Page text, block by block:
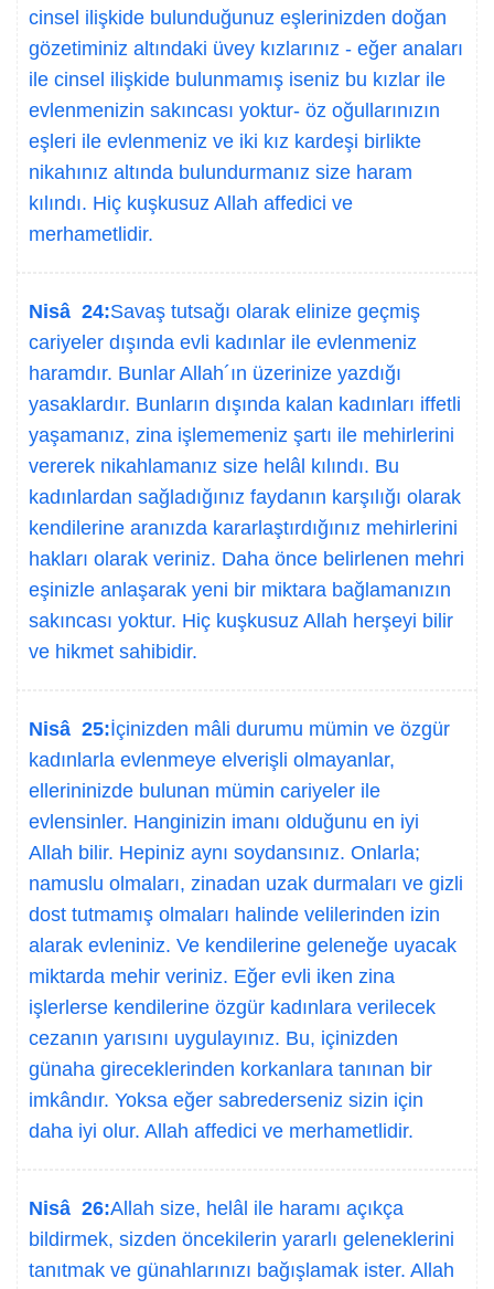
cinsel ilişkide bulunduğunuz eşlerinizden doğan
gözetiminiz altındaki üvey kızlarınız - eğer anaları
ile cinsel ilişkide bulunmamış iseniz bu kızlar ile
evlenmenizin sakıncası yoktur- öz oğullarınızın
eşleri ile evlenmeniz ve iki kız kardeşi birlikte
nikahınız altında bulundurmanız size haram
kılındı. Hiç kuşkusuz Allah affedici ve
merhametlidir.
Nisâ 24:Savaş tutsağı olarak elinize geçmiş
cariyeler dışında evli kadınlar ile evlenmeniz
haramdır. Bunlar Allah´ın üzerinize yazdığı
yasaklardır. Bunların dışında kalan kadınları iffetli
yaşamanız, zina işlememeniz şartı ile mehirlerini
vererek nikahlamanız size helâl kılındı. Bu
kadınlardan sağladığınız faydanın karşılığı olarak
kendilerine aranızda kararlaştırdığınız mehirlerini
hakları olarak veriniz. Daha önce belirlenen mehri
eşinizle anlaşarak yeni bir miktara bağlamanızın
sakıncası yoktur. Hiç kuşkusuz Allah herşeyi bilir
ve hikmet sahibidir.
Nisâ 25:İçinizden mâli durumu mümin ve özgür
kadınlarla evlenmeye elverişli olmayanlar,
ellerininizde bulunan mümin cariyeler ile
evlensinler. Hanginizin imanı olduğunu en iyi
Allah bilir. Hepiniz aynı soydansınız. Onlarla;
namuslu olmaları, zinadan uzak durmaları ve gizli
dost tutmamış olmaları halinde velilerinden izin
alarak evleniniz. Ve kendilerine geleneğe uyacak
miktarda mehir veriniz. Eğer evli iken zina
işlerlerse kendilerine özgür kadınlara verilecek
cezanın yarısını uygulayınız. Bu, içinizden
günaha gireceklerinden korkanlara tanınan bir
imkândır. Yoksa eğer sabrederseniz sizin için
daha iyi olur. Allah affedici ve merhametlidir.
Nisâ 26:Allah size, helâl ile haramı açıkça
bildirmek, sizden öncekilerin yararlı geleneklerini
tanıtmak ve günahlarınızı bağışlamak ister. Allah